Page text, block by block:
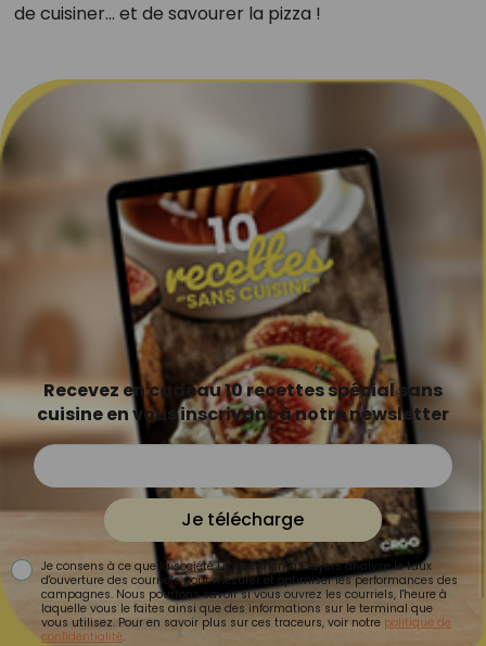
de cuisiner… et de savourer la pizza !
Recevez en cadeau 10 recettes spécial sans
cuisine en vous inscrivant à notre newsletter
Je télécharge
Je consens à ce que la société Digital Prisma Players analyse le taux
d'ouverture des courriels pour mesurer et optimiser les performances des
campagnes. Nous pourrons savoir si vous ouvrez les courriels, l'heure à
laquelle vous le faites ainsi que des informations sur le terminal que
vous utilisez. Pour en savoir plus sur ces traceurs, voir notre politique de
confidentialité.